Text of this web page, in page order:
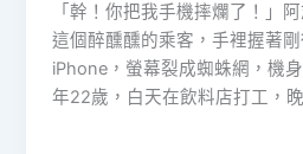
「幹！你把我手機摔爛了！」
這個醉醺醺的乘客，手裡握著
iPhone，螢幕裂成蜘蛛網，機
年22歲，白天在飲料店打工，